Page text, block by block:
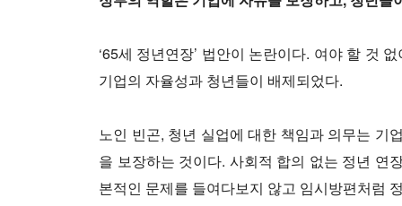
‘65세 정년연장’ 법안이 논란이다. 여야 할 것
기업의 자율성과 청년들이 배제되었다.
노인 빈곤, 청년 실업에 대한 책임과 의무는 기
을 보장하는 것이다. 사회적 합의 없는 정년 연
본적인 문제를 들여다보지 않고 임시방편처럼